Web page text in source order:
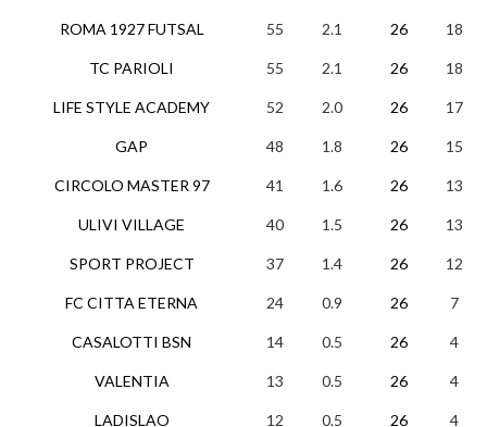
ROMA 1927 FUTSAL
TC PARIOLI
LIFE STYLE ACADEMY
GAP
CIRCOLO MASTER 97
ULIVI VILLAGE
SPORT PROJECT
FC CITTA ETERNA
CASALOTTI BSN
VALENTIA
LADISLAO
55 2.1 26 18
55 2.1 26 18
52 2.0 26 17
48 1.8 26 15
41 1.6 26 13
40 1.5 26 13
37 1.4 26 12
24 0.9 26 7
14 0.5 26 4
13 0.5 26 4
12 0.5 26 4